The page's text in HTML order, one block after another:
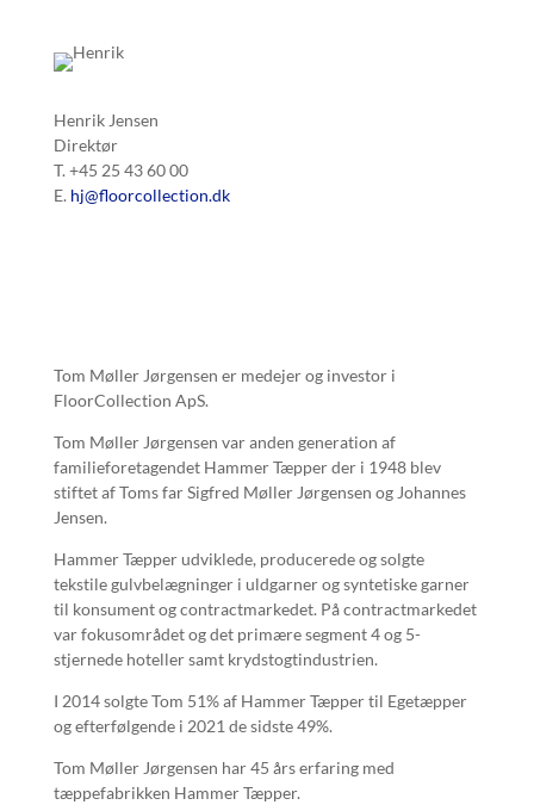
Henrik Jensen
Direktør
T. +45 25 43 60 00
E. hj@floorcollection.dk
Tom Møller Jørgensen er medejer og investor i
FloorCollection ApS.
Tom Møller Jørgensen var anden generation af
familieforetagendet Hammer Tæpper der i 1948 blev
stiftet af Toms far Sigfred Møller Jørgensen og Johannes
Jensen.
Hammer Tæpper udviklede, producerede og solgte
tekstile gulvbelægninger i uldgarner og syntetiske garner
til konsument og contractmarkedet. På contractmarkedet
var fokusområdet og det primære segment 4 og 5-
stjernede hoteller samt krydstogtindustrien.
I 2014 solgte Tom 51% af Hammer Tæpper til Egetæpper
og efterfølgende i 2021 de sidste 49%.
Tom Møller Jørgensen har 45 års erfaring med
tæppefabrikken Hammer Tæpper.